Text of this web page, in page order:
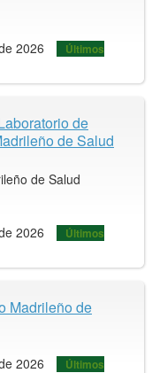
2026
Últimos
de
de Salud
de Salud
2026
Últimos
Madrileño de
2026
Últimos